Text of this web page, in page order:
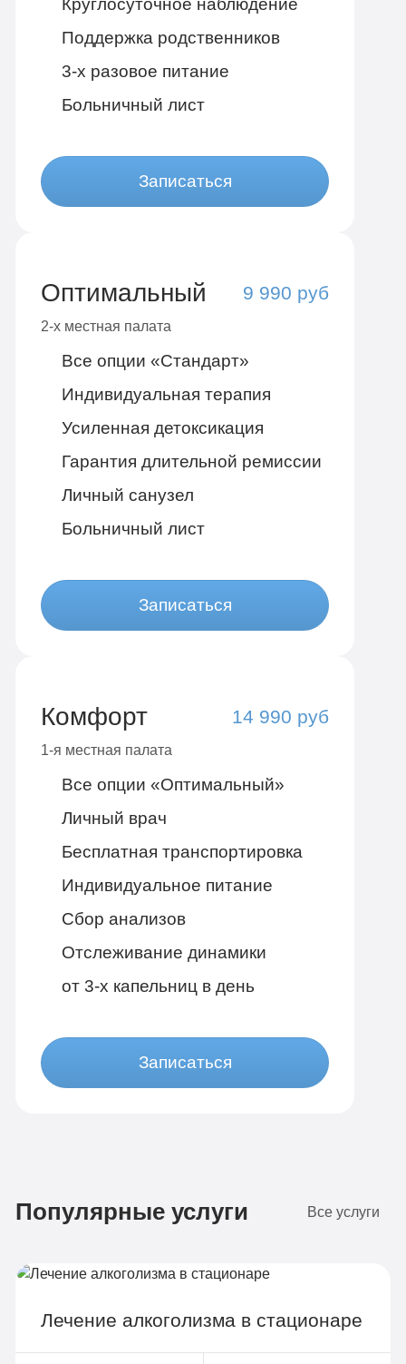
Круглосуточное наблюдение
Поддержка родственников
3-х разовое питание
Больничный лист
Записаться
Оптимальный 9 990 руб
2-х местная палата
Все опции «Стандарт»
Индивидуальная терапия
Усиленная детоксикация
Гарантия длительной ремиссии
Личный санузел
Больничный лист
Записаться
Комфорт 14 990 руб
1-я местная палата
Все опции «Оптимальный»
Личный врач
Бесплатная транспортировка
Индивидуальное питание
Сбор анализов
Отслеживание динамики
от 3-х капельниц в день
Записаться
4-х местная комната
Групповая терапия
Популярные услуги Все услуги
Лечение алкоголизма в стационаре